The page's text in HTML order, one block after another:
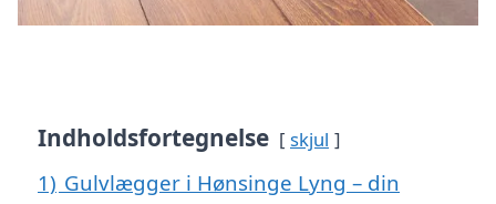
Indholdsfortegnelse skjul
1) Gulvlægger i Hønsinge Lyng – din